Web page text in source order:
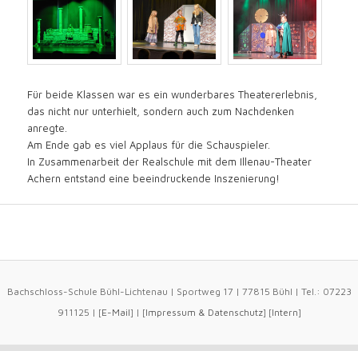
Für beide Klassen war es ein wunderbares Theatererlebnis,
das nicht nur unterhielt, sondern auch zum Nachdenken
anregte.
Am Ende gab es viel Applaus für die Schauspieler.
In Zusammenarbeit der Realschule mit dem Illenau-Theater
Achern entstand eine beeindruckende Inszenierung!
Bachschloss-Schule Bühl-Lichtenau | Sportweg 17 | 77815 Bühl | Tel.: 07223
911125 | [E-Mail] | [Impressum & Datenschutz] [Intern]